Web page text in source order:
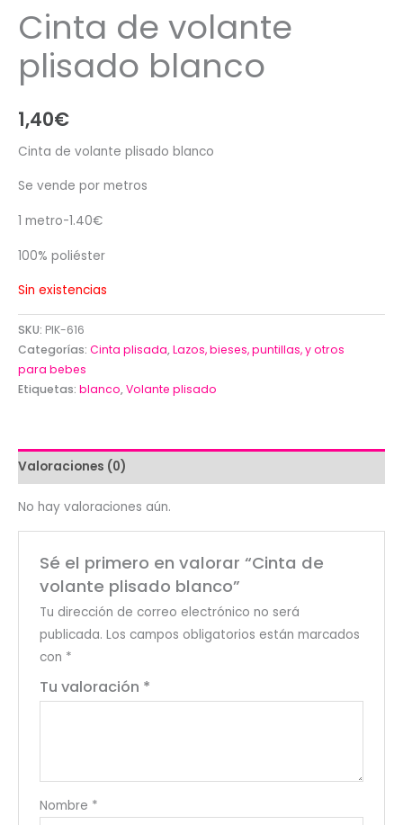
Cinta de volante
plisado blanco
1,40€
Cinta de volante plisado blanco
Se vende por metros
1 metro-1.40€
100% poliéster
Sin existencias
SKU: PIK-616
Categorías: Cinta plisada,Lazos, bieses, puntillas, y otros
para bebes
Etiquetas: blanco,Volante plisado
Valoraciones (0)
No hay valoraciones aún.
Sé el primero en valorar “Cinta de
volante plisado blanco”
Tu dirección de correo electrónico no será
publicada. Los campos obligatorios están marcados
con *
Tu valoración *
Nombre *